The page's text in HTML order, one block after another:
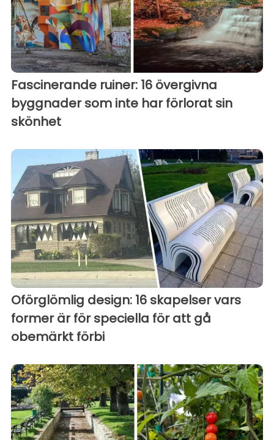
Fascinerande ruiner: 16 övergivna
byggnader som inte har förlorat sin
skönhet
Oförglömlig design: 16 skapelser vars
former är för speciella för att gå
obemärkt förbi